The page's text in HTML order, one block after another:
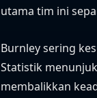
utama tim ini
Burnley sering
Statistik
membalikkan